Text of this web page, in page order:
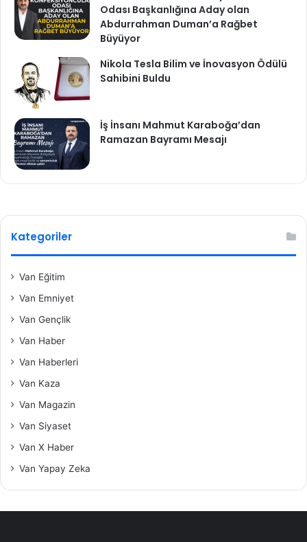
Odası Başkanlığına Aday olan
Abdurrahman Duman’a Rağbet
Büyüyor
Nikola Tesla Bilim ve İnovasyon Ödülü
Sahibini Buldu
İş İnsanı Mahmut Karaboğa’dan
Ramazan Bayramı Mesajı
Kategoriler
Van Eğitim
Van Emniyet
Van Gençlik
Van Haber
Van Haberleri
Van Kaza
Van Magazin
Van Siyaset
Van X Haber
Van Yapay Zeka